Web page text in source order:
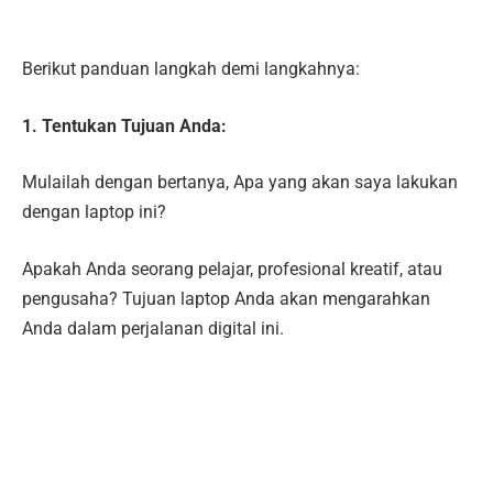
Berikut panduan langkah demi langkahnya:
1. Tentukan Tujuan Anda:
Mulailah dengan bertanya, Apa yang akan saya lakukan
dengan laptop ini?
Apakah Anda seorang pelajar, profesional kreatif, atau
pengusaha? Tujuan laptop Anda akan mengarahkan
Anda dalam perjalanan digital ini.